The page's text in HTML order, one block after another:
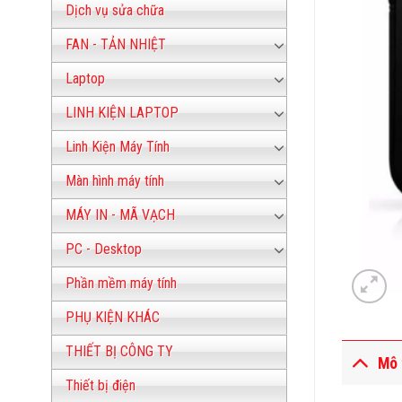
Dịch vụ sửa chữa
FAN - TẢN NHIỆT
Laptop
LINH KIỆN LAPTOP
Linh Kiện Máy Tính
Màn hình máy tính
MÁY IN - MÃ VẠCH
PC - Desktop
Phần mềm máy tính
PHỤ KIỆN KHÁC
THIẾT BỊ CÔNG TY
Thiết bị điện
Mô